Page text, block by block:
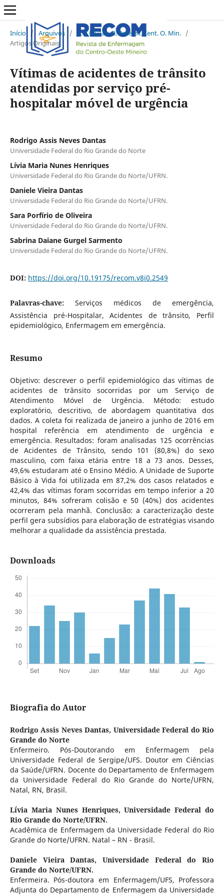
Início / Arquivos / v. 8 (2018): R. Enferm. Cent. O. Min. /
Artigos Originais
Vítimas de acidentes de trânsito
atendidas por serviço pré-
hospitalar móvel de urgência
Rodrigo Assis Neves Dantas
Universidade Federal do Rio Grande do Norte
Lívia Maria Nunes Henriques
Universidade Federal do Rio Grande do Norte/UFRN.
Daniele Vieira Dantas
Universidade Federal do Rio Grande do Norte/UFRN.
Sara Porfírio de Oliveira
Universidade Federal do Rio Grande do Norte/UFRN.
Sabrina Daiane Gurgel Sarmento
Universidade Federal do Rio Grande do Norte/UFRN.
DOI: https://doi.org/10.19175/recom.v8i0.2549
Palavras-chave: Serviços médicos de emergência,
Assistência pré-Hospitalar, Acidentes de trânsito, Perfil
epidemiológico, Enfermagem em emergência.
Resumo
Objetivo: descrever o perfil epidemiológico das vítimas de
acidentes de trânsito socorridas por um Serviço de
Atendimento Móvel de Urgência. Método: estudo
exploratório, descritivo, de abordagem quantitativa dos
dados. A coleta foi realizada de janeiro a junho de 2016 em
hospital referência em atendimento de urgência e
emergência. Resultados: foram analisadas 125 ocorrências
de Acidentes de Trânsito, sendo 101 (80,8%) do sexo
masculino, com faixa etária entre 18 a 73 anos. Desses,
49,6% estudaram até o Ensino Médio. A Unidade de Suporte
Básico à Vida foi utilizada em 87,2% dos casos relatados e
42,4% das vítimas foram socorridas em tempo inferior a 20
minutos, 84% sofreram colisão e 50 (40%) dos acidentes
ocorreram pela manhã. Conclusão: a caracterização deste
perfil gera subsídios para elaboração de estratégias visando
melhorar a qualidade da assistência prestada.
Downloads
Biografia do Autor
Rodrigo Assis Neves Dantas, Universidade Federal do Rio
Grande do Norte
Enfermeiro. Pós-Doutorando em Enfermagem pela
Universidade Federal de Sergipe/UFS. Doutor em Ciências
da Saúde/UFRN. Docente do Departamento de Enfermagem
da Universidade Federal do Rio Grande do Norte/UFRN,
Natal, RN, Brasil.
Lívia Maria Nunes Henriques,Universidade Federal do
Rio Grande do Norte/UFRN.
Acadêmica de Enfermagem da Universidade Federal do Rio
Grande do Norte/UFRN. Natal – RN - Brasil.
Daniele Vieira Dantas, Universidade Federal do Rio
Grande do Norte/UFRN.
Enfermeira. Pós-doutora em Enfermagem/UFS, Professora
Adjunta do Departamento de Enfermagem da Universidade